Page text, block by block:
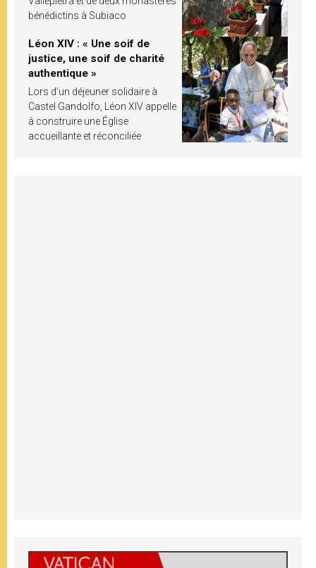
bénédictins à Subiaco
Léon XIV : « Une soif de
justice, une soif de charité
authentique »
Lors d’un déjeuner solidaire à
Castel Gandolfo, Léon XIV appelle
à construire une Église
accueillante et réconciliée